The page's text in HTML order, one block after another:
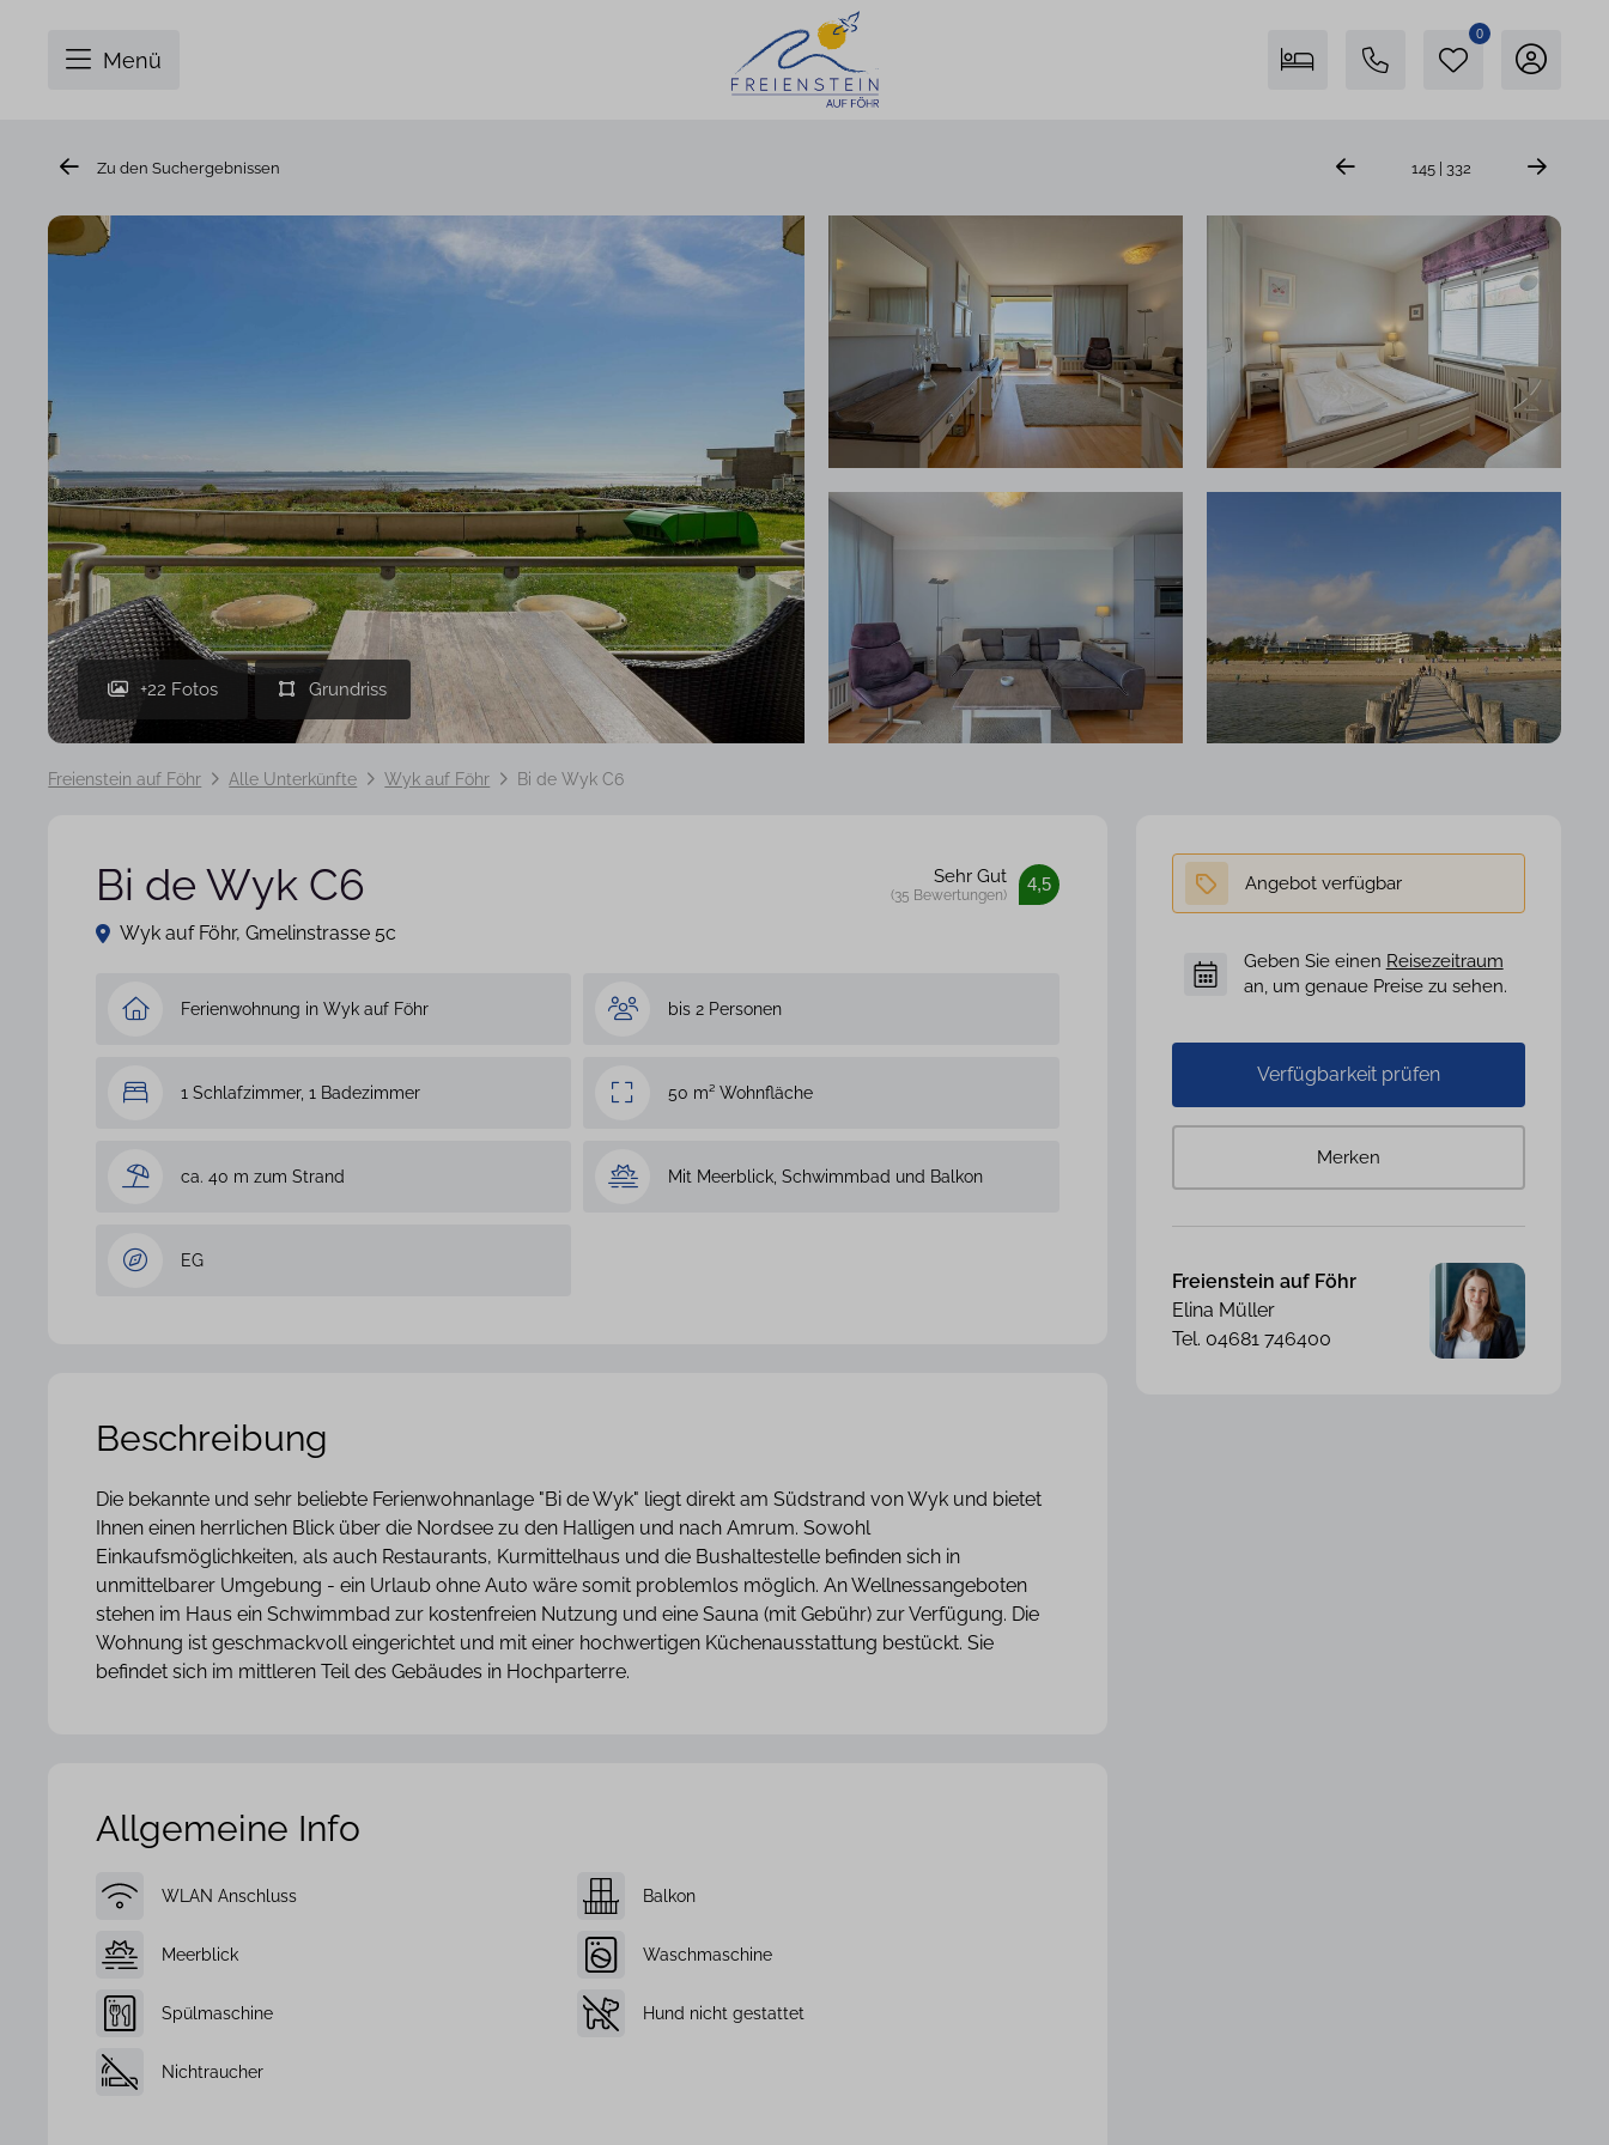
Menü
Insel Föhr Exklusiv
04681 7461780
Persönliche Beratung
0
Zu den Suchergebnissen 145 | 332
+22 Fotos
Freienstein auf Föhr Alle Unterkünfte Wyk auf Föhr Bi de Wyk C6
Bi de Wyk C6
Wyk auf Föhr, Gmelinstrasse 5c
Ferienwohnung in Wyk auf Föhr bis 2 Personen
1 Schlafzimmer, 1 Badezimmer 50 m² Wohnfläche
ca. 40 m zum Strand Mit Meerblick, Schwimmbad und Balkon
EG
4,5
Sehr Gut
(35 Bewertungen)
Beschreibung
Die bekannte und sehr beliebte Ferienwohnanlage "Bi de Wyk" liegt direkt am Südstrand von Wyk und bietet
Ihnen einen herrlichen Blick über die Nordsee zu den Halligen und nach Amrum. Sowohl
Einkaufsmöglichkeiten, als auch Restaurants, Kurmittelhaus und die Bushaltestelle befinden sich in
unmittelbarer Umgebung - ein Urlaub ohne Auto wäre somit problemlos möglich. An Wellnessangeboten
stehen im Haus ein Schwimmbad zur kostenfreien Nutzung und eine Sauna (mit Gebühr) zur Verfügung. Die
Wohnung ist geschmackvoll eingerichtet und mit einer hochwertigen Küchenausstattung bestückt. Sie
befindet sich im mittleren Teil des Gebäudes in Hochparterre.
Allgemeine Info
WLAN Anschluss Balkon
Meerblick Waschmaschine
Spülmaschine Hund nicht gestattet
Nichtraucher
Geben Sie einen Reisezeitraum
an, um genaue Preise zu sehen.
Verfügbarkeit prüfen
Merken
Freienstein auf Föhr
Elina Müller
Tel. 04681 746400